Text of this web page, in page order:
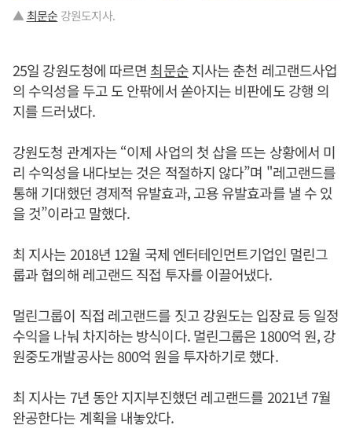
▲최문순 강원도지사.
25일 강원도청에 따르면 최문순지사는 춘천 레고랜드사업
의 수익성을 두고 도 안팎에서 쏟아지는 비판에도 강행 의
지를 드러냈다.
강원도청 관계자는 “이제 사업의 첫 삽을 뜨는 상황에서 미
리 수익성을 내다보는 것은 적절하지 않다”며 "레고랜드를
통해 기대했던 경제적 유발효과, 고용 유발효과를 낼 수 있
을 것”이라고 말했다.
최 지사는 2018년 12월 국제 엔터테인먼트기업인 멀린그
룹과 협의해 레고랜드 직접 투자를 이끌어냈다.
멀린그룹이 직접 레고랜드를 짓고 강원도는 입장료 등 일정
수익을 나눠 차지하는 방식이다. 멀린그룹은 1800억 원, 강
원중도개발공사는 800억 원을 투자하기로 했다.
최 지사는 7년 동안 지지부진했던 레고랜드를 2021년 7월
완공한다는 계획을 내놓았다.